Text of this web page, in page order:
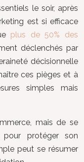
le soir, après
est si efficace
plus de 50% des
déclenchés par
décisionnelle
ces pièges et à
simples mais
mais de se
protéger son
peut se résumer